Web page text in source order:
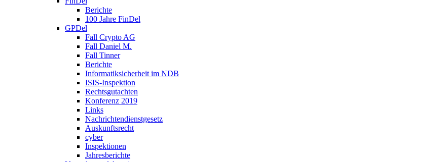
Berichte
100 Jahre FinDel
GPDel
Fall Crypto AG
Fall Daniel M.
Fall Tinner
Berichte
Informatiksicherheit ­im NDB
ISIS-Inspektion
Rechtsgutachten
Konferenz 2019
Links
Nachrichtendienstgesetz
Auskunftsrecht
cyber
Inspektionen
Jahresberichte